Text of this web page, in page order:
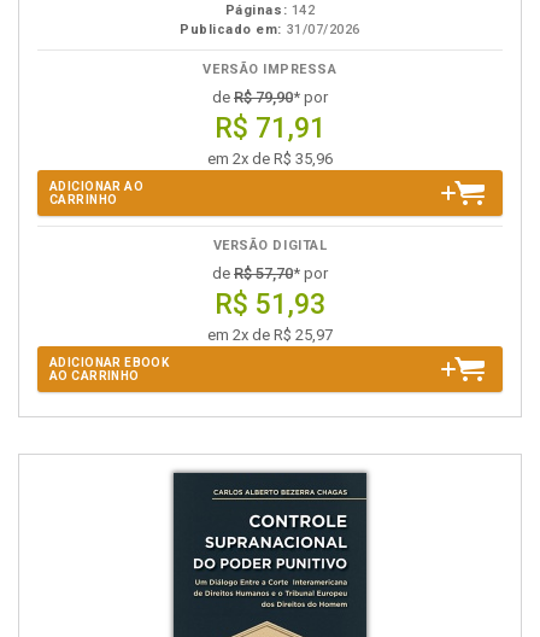
Páginas: 142
Publicado em: 31/07/2026
VERSÃO IMPRESSA
de R$ 79,90* por
R$ 71,91
em 2x de R$ 35,96
ADICIONAR AO
CARRINHO
VERSÃO DIGITAL
de R$ 57,70* por
R$ 51,93
em 2x de R$ 25,97
ADICIONAR EBOOK
AO CARRINHO